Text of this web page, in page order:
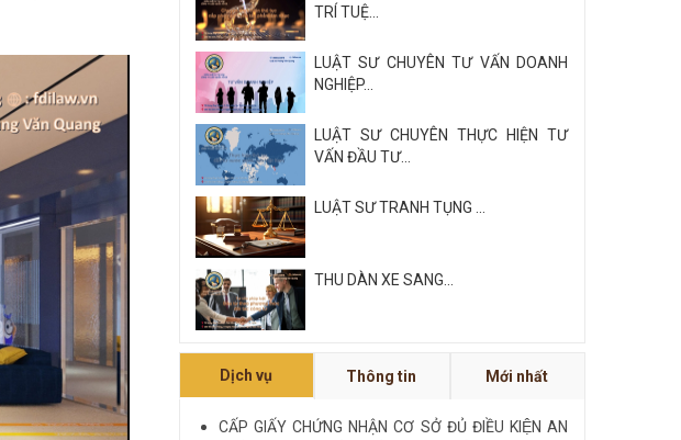
TRÍ TUỆ...
LUẬT SƯ CHUYÊN TƯ VẤN DOANH
NGHIỆP...
LUẬT SƯ CHUYÊN THỰC HIỆN TƯ
VẤN ĐẦU TƯ...
LUẬT SƯ TRANH TỤNG ...
THU DÀN XE SANG...
NỘI QUY VÀ QUY CHẾ CÔNG TY
Dịch vụ Thông tin Mới nhất
CẤP GIẤY CHỨNG NHẬN CƠ SỞ ĐỦ ĐIỀU KIỆN AN